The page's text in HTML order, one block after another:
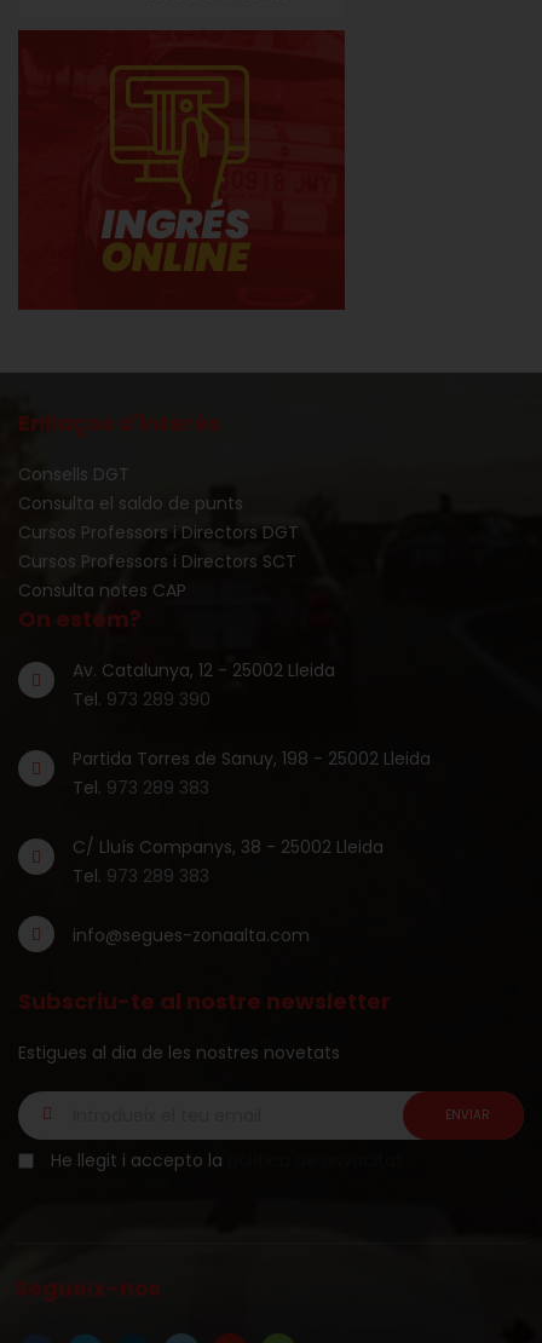
Enllaços d'interès
Consells DGT
Consulta el saldo de punts
Cursos Professors i Directors DGT
Cursos Professors i Directors SCT
Consulta notes CAP
On estem?
Av. Catalunya, 12 - 25002 Lleida
Tel. 973 289 390
Partida Torres de Sanuy, 198 - 25002 Lleida
Tel. 973 289 383
C/ Lluís Companys, 38 - 25002 Lleida
Tel. 973 289 383
info@segues-zonaalta.com
Subscriu-te al nostre newsletter
Estigues al dia de les nostres novetats
He llegit i accepto la
Segueix-nos